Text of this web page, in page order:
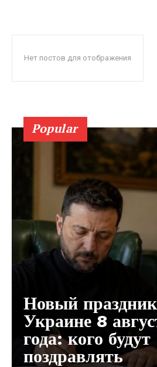
Нет постов для отображения
Popular
Новый
Украине 8
года: кого будут
поздравлять